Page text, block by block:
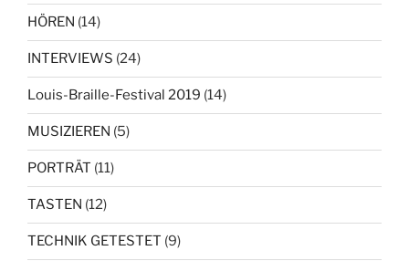
HÖREN (14)
INTERVIEWS (24)
Louis-Braille-Festival 2019 (14)
MUSIZIEREN (5)
PORTRÄT (11)
TASTEN (12)
TECHNIK GETESTET (9)